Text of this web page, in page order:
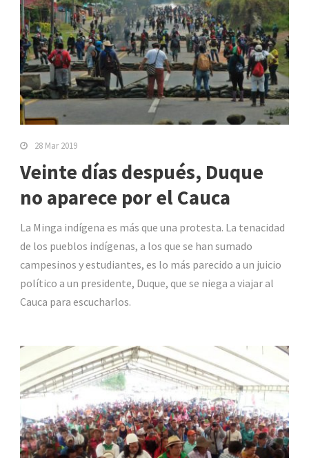
28 Mar 2019
Veinte días después, Duque
no aparece por el Cauca
La Minga indígena es más que una protesta. La tenacidad
de los pueblos indígenas, a los que se han sumado
campesinos y estudiantes, es lo más parecido a un juicio
político a un presidente, Duque, que se niega a viajar al
Cauca para escucharlos.